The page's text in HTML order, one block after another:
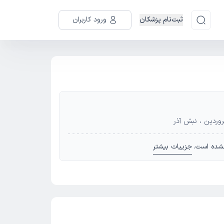
ثبت‌نام پزشکان ورود کاربران
، نبش آذر
است. جزییات بیشتر